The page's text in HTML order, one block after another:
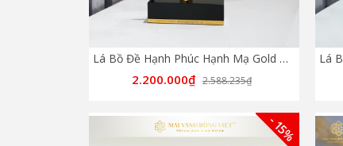
Lá Bồ Đề Hạnh Phúc Hạnh Mạ Gold Đế Pha Lê Chữ Nhật
2.200.000₫ 2.588.235₫
- 15%